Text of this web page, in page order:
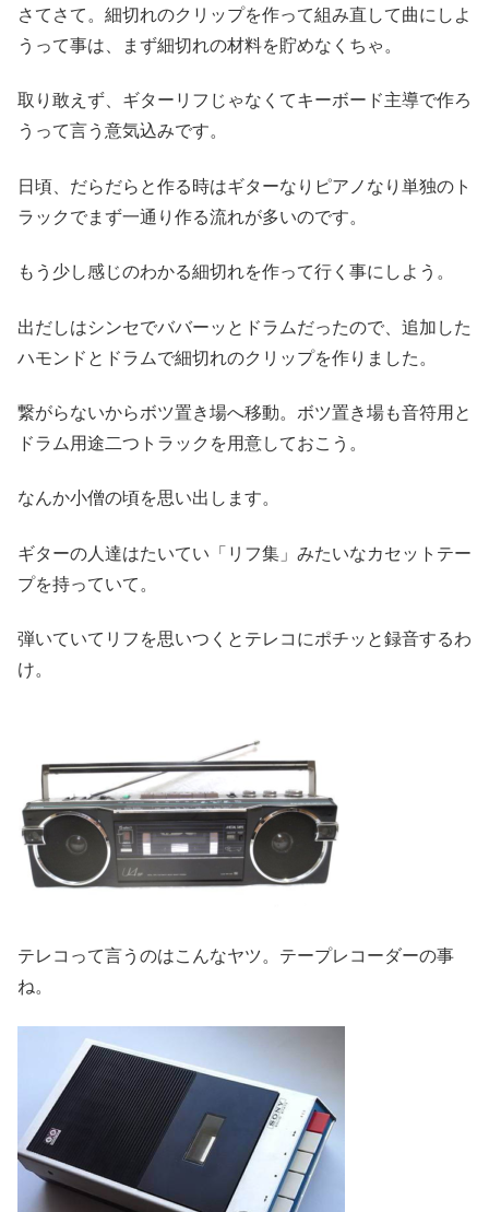
さてさて。細切れのクリップを作って組み直して曲にしよ
うって事は、まず細切れの材料を貯めなくちゃ。
取り敢えず、ギターリフじゃなくてキーボード主導で作ろ
うって言う意気込みです。
日頃、だらだらと作る時はギターなりピアノなり単独のト
ラックでまず一通り作る流れが多いのです。
もう少し感じのわかる細切れを作って行く事にしよう。
出だしはシンセでババーッとドラムだったので、追加した
ハモンドとドラムで細切れのクリップを作りました。
繋がらないからボツ置き場へ移動。ボツ置き場も音符用と
ドラム用途二つトラックを用意しておこう。
なんか小僧の頃を思い出します。
ギターの人達はたいてい「リフ集」みたいなカセットテー
プを持っていて。
弾いていてリフを思いつくとテレコにポチッと録音するわ
け。
テレコって言うのはこんなヤツ。テープレコーダーの事
ね。